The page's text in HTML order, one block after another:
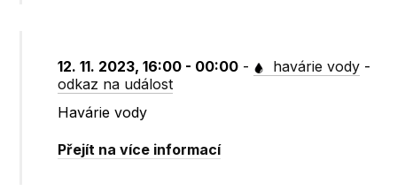
12. 11. 2023, 16:00 - 00:00 - havárie vody -
odkaz na událost
Havárie vody
Přejít na více informací